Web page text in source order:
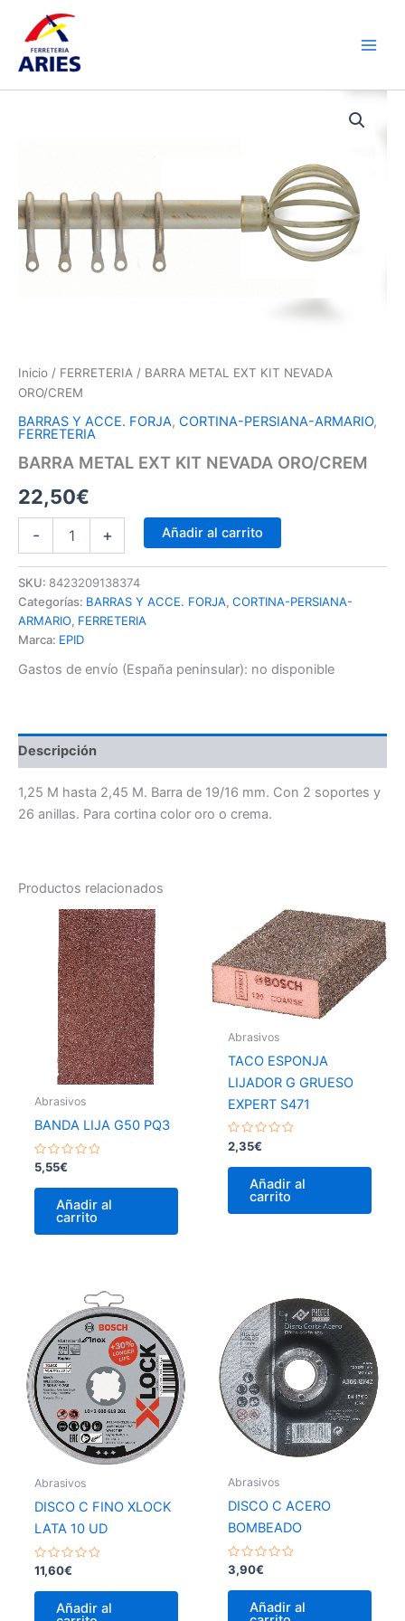
contenido
Inicio / FERRETERIA / BARRA METAL EXT KIT NEVADA
ORO/CREM
BARRAS Y ACCE. FORJA, CORTINA-PERSIANA-ARMARIO,
FERRETERIA
BARRA METAL EXT KIT NEVADA ORO/CREM
22,50€
-
ORO/CREM
cantidad
+ Añadir al carrito
SKU: 8423209138374
Categorías: BARRAS Y ACCE. FORJA, CORTINA-PERSIANA-
ARMARIO, FERRETERIA
Marca: EPID
Gastos de envío (España peninsular): no disponible
Descripción
1,25 M hasta 2,45 M. Barra de 19/16 mm. Con 2 soportes y
26 anillas. Para cortina color oro o crema.
Productos relacionados
Abrasivos
BANDA LIJA G50 PQ3
Valorado
con
0
5,55€
Añadir al
carrito
Abrasivos
TACO ESPONJA
LIJADOR G GRUESO
EXPERT S471
Valorado
con
0
2,35€
Añadir al
carrito
Abrasivos
DISCO C FINO XLOCK
LATA 10 UD
Valorado
con
0
11,60€
Añadir al
Abrasivos
DISCO C ACERO
BOMBEADO
Valorado
con
0
3,90€
Añadir al